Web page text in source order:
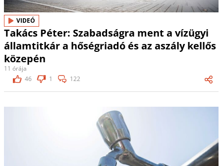
VIDEÓ
Takács Péter: Szabadságra ment a vízügyi
államtitkár a hőségriadó és az aszály kellős
közepén
11 órája
46
1 122